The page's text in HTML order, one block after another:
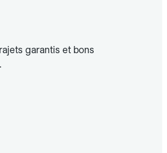
garantis et bons